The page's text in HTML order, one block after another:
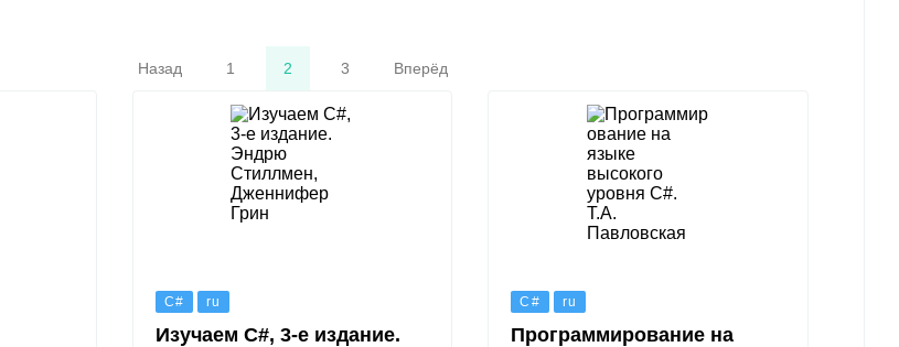
Назад 1 2 3 Вперёд
C# ru
Изучаем C#, 3-е издание.
C# ru
Программирование на